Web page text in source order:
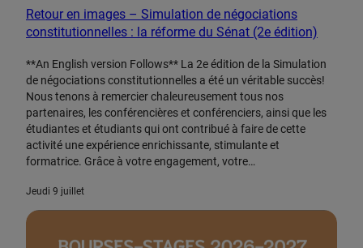
Retour en images – Simulation de négociations
constitutionnelles : la réforme du Sénat (2e édition)
**An English version Follows** La 2e édition de la Simulation
de négociations constitutionnelles a été un véritable succès!
Nous tenons à remercier chaleureusement tous nos
partenaires, les conférencières et conférenciers, ainsi que les
étudiantes et étudiants qui ont contribué à faire de cette
activité une expérience enrichissante, stimulante et
formatrice. Grâce à votre engagement, votre…
jeudi 9 juillet